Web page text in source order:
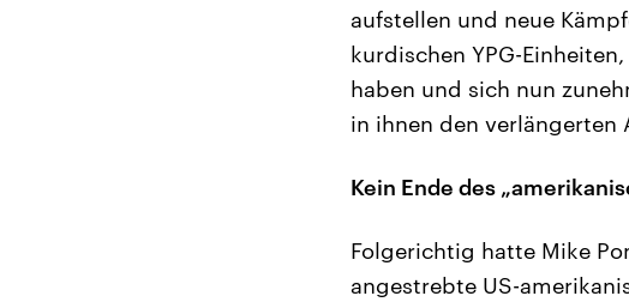
aufstellen und neue
kurdischen YPG-
haben und sich nun
in ihnen den verlängerten
Kein Ende des
Folgerichtig hatte Mike
angestrebte US-